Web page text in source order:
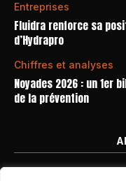
Entreprises
Fluidra renforce sa
d’Hydrapro
Chiffres et analyses
Noyades 2026 : un 1er
de la prévention